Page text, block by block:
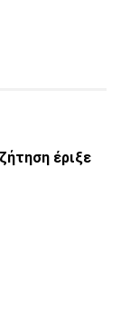
έριξε